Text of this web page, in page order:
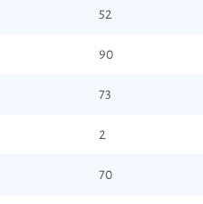
52
90
73
2
70